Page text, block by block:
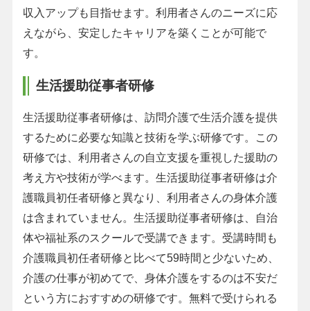
収入アップも目指せます。利用者さんのニーズに応
えながら、安定したキャリアを築くことが可能で
す。
生活援助従事者研修
生活援助従事者研修は、訪問介護で生活介護を提供
するために必要な知識と技術を学ぶ研修です。この
研修では、利用者さんの自立支援を重視した援助の
考え方や技術が学べます。生活援助従事者研修は介
護職員初任者研修と異なり、利用者さんの身体介護
は含まれていません。生活援助従事者研修は、自治
体や福祉系のスクールで受講できます。受講時間も
介護職員初任者研修と比べて59時間と少ないため、
介護の仕事が初めてで、身体介護をするのは不安だ
という方におすすめの研修です。無料で受けられる